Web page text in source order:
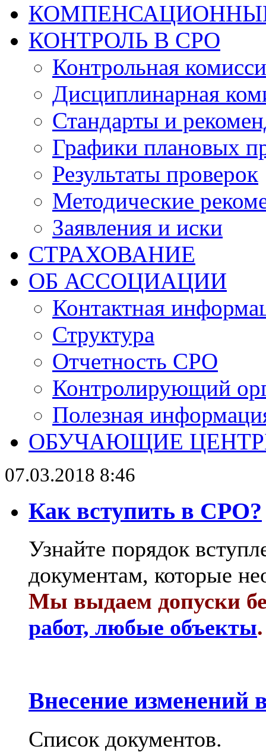
КОНТРОЛЬ В СРО
Контрольная
Дисциплинарная
Стандарты и
Графики плановых
Результаты проверок
Методические
Заявления и иски
СТРАХОВАНИЕ
ОБ АССОЦИАЦИИ
Контактная
Структура
Отчетность СРО
Контролирующий
Полезная
ОБУЧАЮЩИЕ
07.03.2018 8:46
Как вступить в СРО?
Узнайте порядок
документам, которые
Мы выдаем допуски
работ, любые объекты.
Внесение изменений
Список документов.